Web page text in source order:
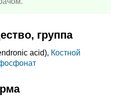
группа
acid), Костной